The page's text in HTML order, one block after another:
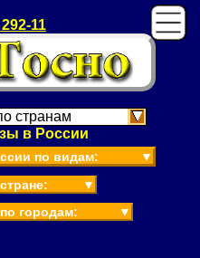
11
странам
в России
по видам:
▼
▼
городам:
▼